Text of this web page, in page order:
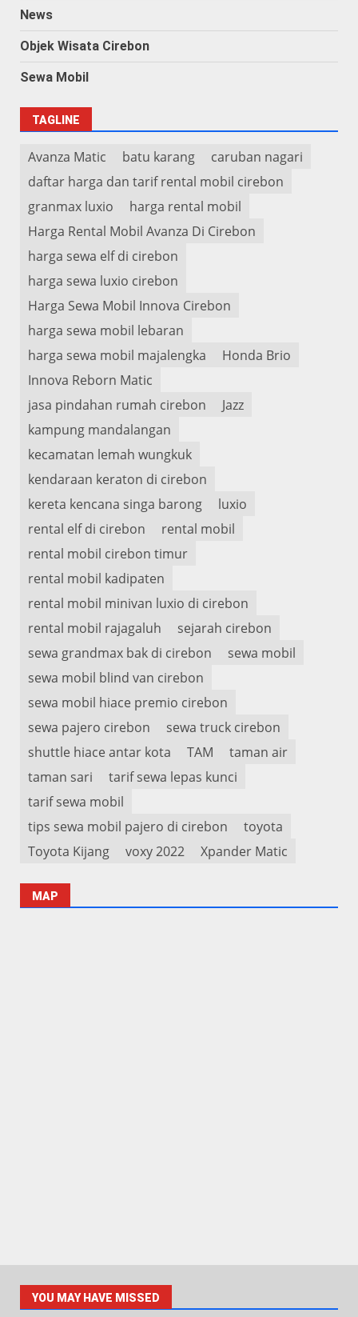
News
Objek Wisata Cirebon
Sewa Mobil
TAGLINE
Avanza Matic batu karang
caruban nagari
daftar harga dan tarif rental mobil cirebon
granmax luxio
harga rental mobil
Harga Rental Mobil Avanza Di Cirebon
harga sewa elf di cirebon
harga sewa luxio cirebon
Harga Sewa Mobil Innova Cirebon
harga sewa mobil lebaran
harga sewa mobil majalengka
Honda Brio
Innova Reborn Matic
jasa pindahan rumah cirebon
Jazz
kampung mandalangan
kecamatan lemah wungkuk
kendaraan keraton di cirebon
kereta kencana singa barong
luxio
rental elf di cirebon
rental mobil
rental mobil cirebon timur
rental mobil kadipaten
rental mobil minivan luxio di cirebon
rental mobil rajagaluh
sejarah cirebon
sewa grandmax bak di cirebon
sewa mobil
sewa mobil blind van cirebon
sewa mobil hiace premio cirebon
sewa pajero cirebon
sewa truck cirebon
shuttle hiace antar kota
TAM
taman air
taman sari
tarif sewa lepas kunci
tarif sewa mobil
tips sewa mobil pajero di cirebon
toyota
Toyota Kijang
voxy 2022 Xpander Matic
MAP
YOU MAY HAVE MISSED